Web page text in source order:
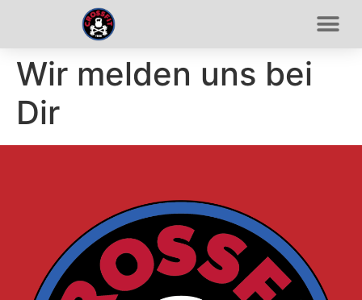
Wir melden uns bei
Dir